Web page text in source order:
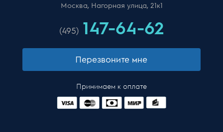
Москва, Нагорная улица, 21к1
(495)147-64-62
Перезвоните мне
Принимаем к оплате